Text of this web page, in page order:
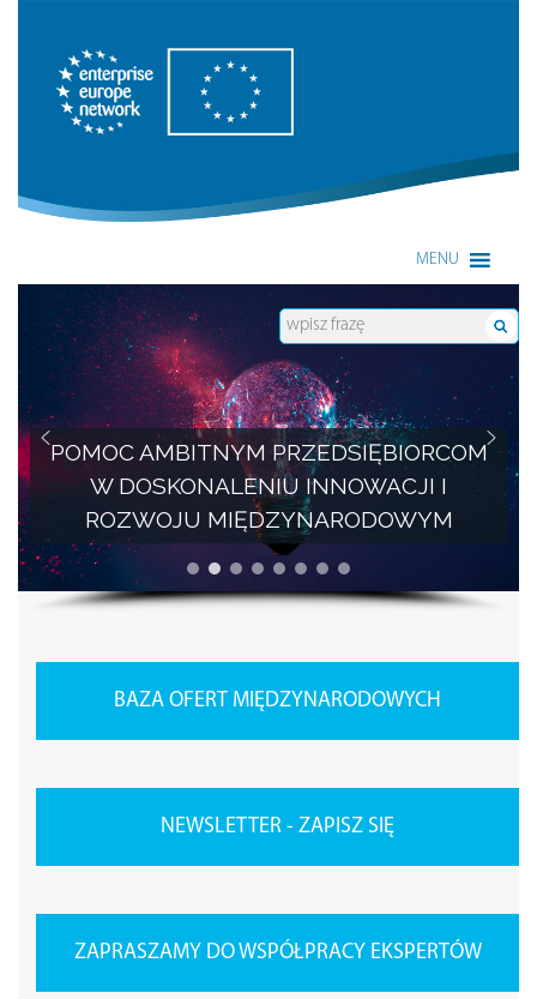
Enterprise Europe Network
MENU
POMOC AMBITNYM PRZEDSIĘBIORCOM
W DOSKONALENIU INNOWACJI I
ROZWOJU MIĘDZYNARODOWYM
BAZA OFERT MIĘDZYNARODOWYCH
NEWSLETTER - ZAPISZ SIĘ
ZAPRASZAMY DO WSPÓŁPRACY EKSPERTÓW